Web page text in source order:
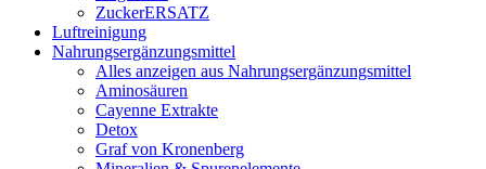
ZuckerERSATZ
Luftreinigung
Nahrungsergänzungsmittel
Alles anzeigen aus Nahrungsergänzungsmittel
Aminosäuren
Cayenne Extrakte
Detox
Graf von Kronenberg